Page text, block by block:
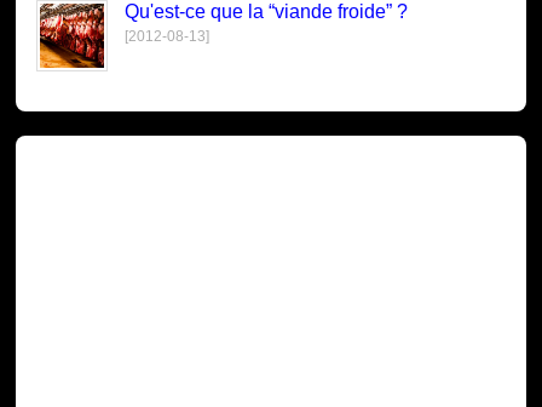
Qu'est-ce que la “viande froide” ?
[2012-08-13]